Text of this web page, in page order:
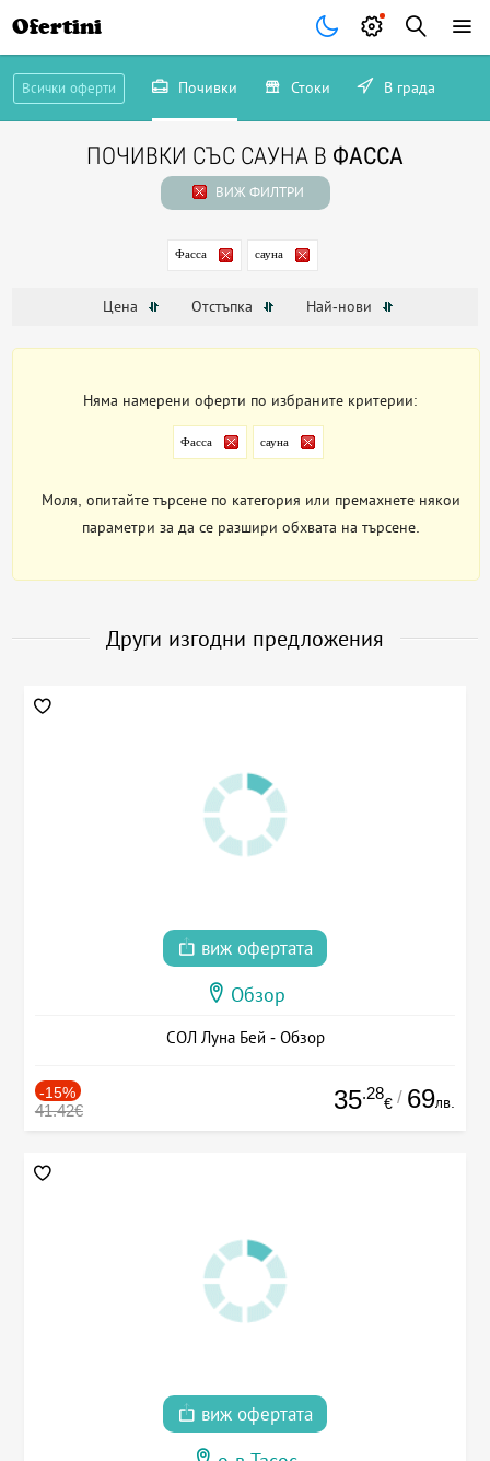
Ofertini
Всички оферти Почивки Стоки В града
ПОЧИВКИ СЪС САУНА В ФАССА
ВИЖ ФИЛТРИ
Фасса сауна
Цена Отстъпка Най-нови
Няма намерени оферти по избраните критерии:
Фасса сауна
Моля, опитайте търсене по категория или премахнете някои
параметри за да се разшири обхвата на търсене.
Други изгодни предложения
виж офертата
Обзор
СОЛ Луна Бей - Обзор
-15%
41.42€ 35.28
€ / 69лв.
виж офертата